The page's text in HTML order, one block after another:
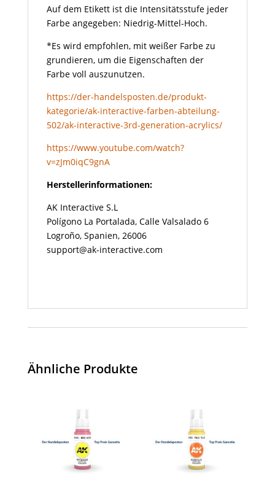
Auf dem Etikett ist die Intensitätsstufe jeder
Farbe angegeben: Niedrig-Mittel-Hoch.
*Es wird empfohlen, mit weißer Farbe zu
grundieren, um die Eigenschaften der
Farbe voll auszunutzen.
https://der-handelsposten.de/produkt-
kategorie/ak-interactive-farben-abteilung-
502/ak-interactive-3rd-generation-acrylics/
https://www.youtube.com/watch?
v=zJm0iqC9gnA
Herstellerinformationen:
AK Interactive S.L
Polígono La Portalada, Calle Valsalado 6
Logroño, Spanien, 26006
support@ak-interactive.com
Ähnliche Produkte